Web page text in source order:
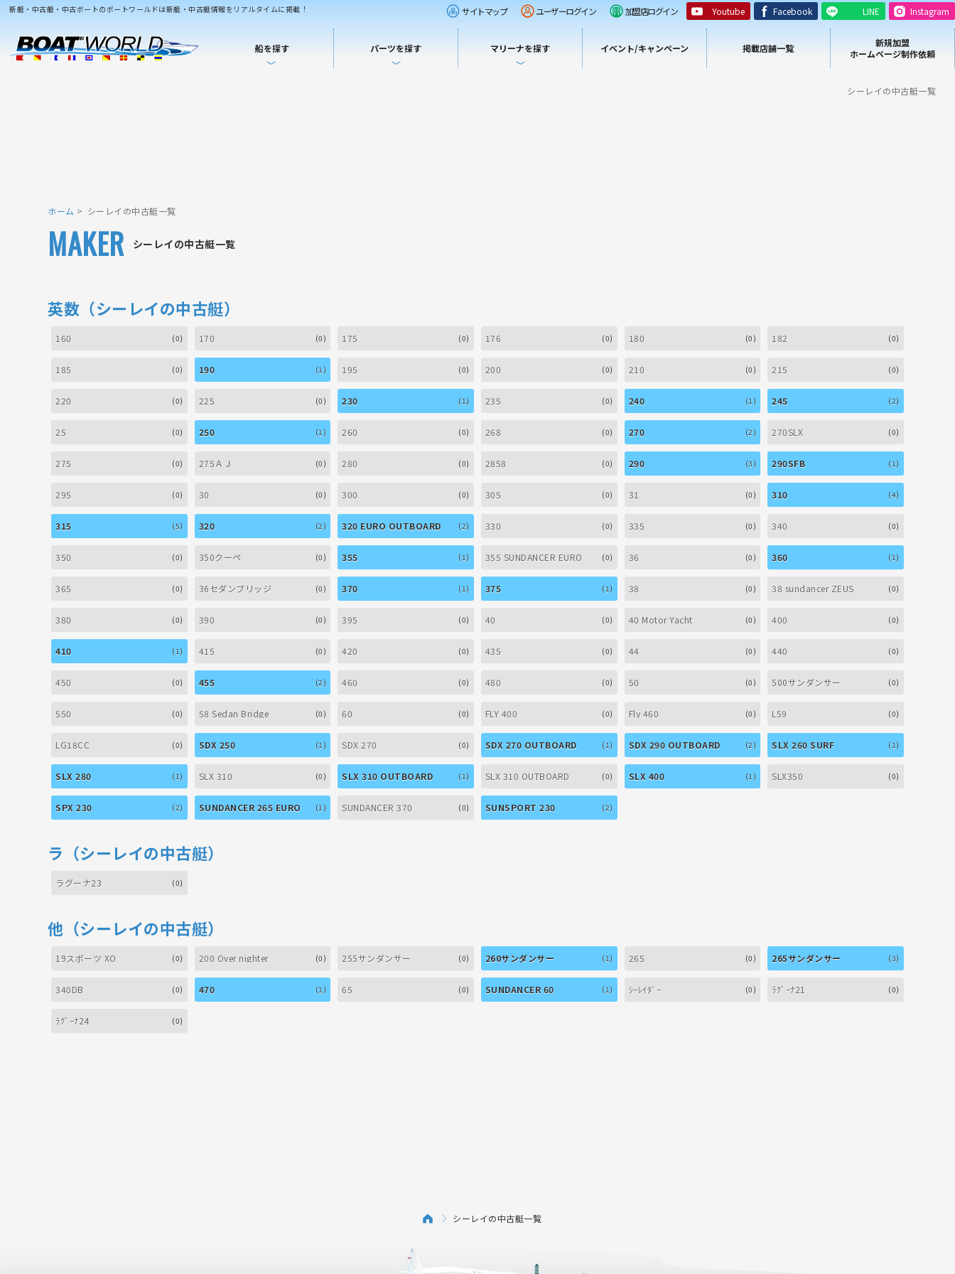
新艇・中古艇・中古ボートのボートワールドは新艇・中古艇情報をリアルタイムに掲載！ サイトマップ ユーザーログイン 加盟店ログイン Youtube Facebook LINE Instagram
船を探す パーツを探す マリーナを探す イベント/キャンペーン 掲載店舗一覧
新規加盟
ホームページ制作依頼
シーレイの中古艇一覧
ホーム シーレイの中古艇一覧
シーレイの中古艇一覧
MAKER
英数（シーレイの中古艇）
160 (0) 170 (0) 175 (0) 176 (0) 180 (0) 182 (0)
185 (0) 190 (1) 195 (0) 200 (0) 210 (0) 215 (0)
220 (0) 225 (0) 230 (1) 235 (0) 240 (1) 245 (2)
25 (0) 250 (1) 260 (0) 268 (0) 270 (2) 270SLX (0)
275 (0) 275ＡＪ (0) 280 (0) 2858 (0) 290 (3) 290SFB (1)
295 (0) 30 (0) 300 (0) 305 (0) 31 (0) 310 (4)
315 (5) 320 (2) 320 EURO OUTBOARD (2) 330 (0) 335 (0) 340 (0)
350 (0) 350クーペ (0) 355 (1) 355 SUNDANCER EURO (0) 36 (0) 360 (1)
365 (0) 36セダンブリッジ (0) 370 (1) 375 (1) 38 (0) 38 sundancer ZEUS (0)
380 (0) 390 (0) 395 (0) 40 (0) 40 Motor Yacht (0) 400 (0)
410 (1) 415 (0) 420 (0) 435 (0) 44 (0) 440 (0)
450 (0) 455 (2) 460 (0) 480 (0) 50 (0) 500サンダンサー (0)
550 (0) 58 Sedan Bridge (0) 60 (0) FLY 400 (0) Fly 460 (0) L59 (0)
LG18CC (0) SDX 250 (1) SDX 270 (0) SDX 270 OUTBOARD (1) SDX 290 OUTBOARD (2) SLX 260 SURF (1)
SLX 280 (1) SLX 310 (0) SLX 310 OUTBOARD (1) SLX 310 OUTBOARD (0) SLX 400 (1) SLX350 (0)
SPX 230 (2) SUNDANCER 265 EURO (1) SUNDANCER 370 (0) SUNSPORT 230 (2)
ラ（シーレイの中古艇）
ラグーナ23 (0)
他（シーレイの中古艇）
19スポーツ XO (0) 200 Over nighter (0) 255サンダンサー (0) 260サンダンサー (1) 265 (0) 265サンダンサー (3)
340DB (0) 470 (1) 65 (0) SUNDANCER 60 (1) ｼｰﾚｲﾀﾞｰ (0) ﾗｸﾞｰﾅ21 (0)
ﾗｸﾞｰﾅ24 (0)
シーレイの中古艇一覧